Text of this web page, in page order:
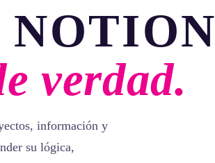
NOTION
verdad.
información y
su lógica,